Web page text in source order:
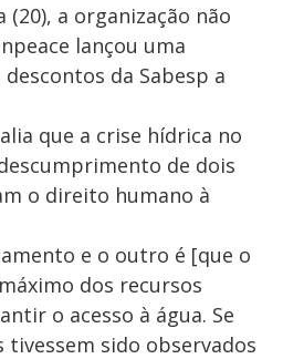
a organização não
lançou uma
da Sabesp a
que a crise hídrica no
de dois
o direito humano à
e o outro é [que o
dos recursos
o acesso à água. Se
tivessem sido observados